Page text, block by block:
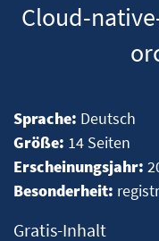
Cloud-
Sprache: Deutsch
Größe: 14 Seiten
Erscheinungsjahr:
Besonderheit:
Gratis-Inhalt